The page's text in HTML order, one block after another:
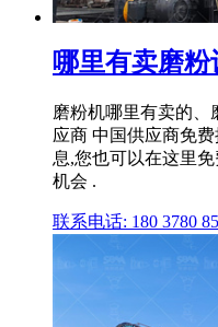
哪里有卖磨粉
磨粉机哪里有卖的、
应商 中国供应商免
息,您也可以在这里
机会 .
联系电话: 180 3780